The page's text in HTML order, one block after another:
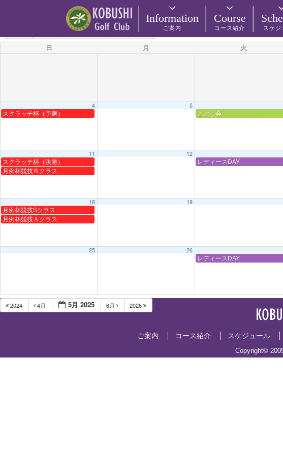
Information
ご案内
Course
コース紹介 スケジ
5月 2025 6月 2026
日 月 火
4
スクラッチ杯（予選）
5
こぶし会
11
スクラッチ杯（決勝）
月例杯競技Ｂクラス
12
レディースDAY
18
月例杯競技Sクラス
月例杯競技Ａクラス
19
25 26
レディースDAY
2024 4月 5月 2025 6月 2026
ご案内 コース紹介 スケジュール
Copyright©